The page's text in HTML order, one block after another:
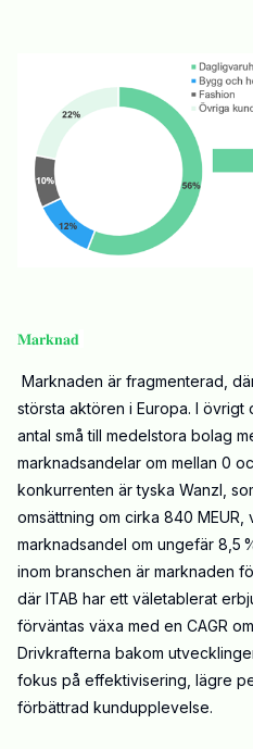
𝐌𝐚𝐫𝐤𝐧𝐚𝐝
Marknaden är fragmenterad,
största aktören i Europa. I
antal små till medelstora bolag
marknadsandelar om mellan 0
konkurrenten är tyska Wanzl,
omsättning om cirka 840 MEUR,
marknadsandel om ungefär 8,5
inom branschen är marknaden
där ITAB har ett väletablerat
förväntas växa med en CAGR
Drivkrafterna bakom
fokus på effektivisering, lägre
förbättrad kundupplevelse.